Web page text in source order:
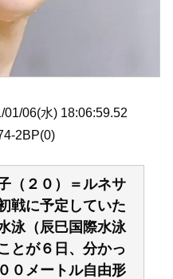
01/06(水) 18:06:59.52
2BP(0)
（２０）＝ルネサ
戦に予定していた
泳（辰巳国際水泳
とが６日、分かっ
０メートル自由形